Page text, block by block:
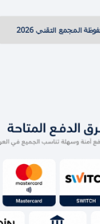
المجمع التقني 2026